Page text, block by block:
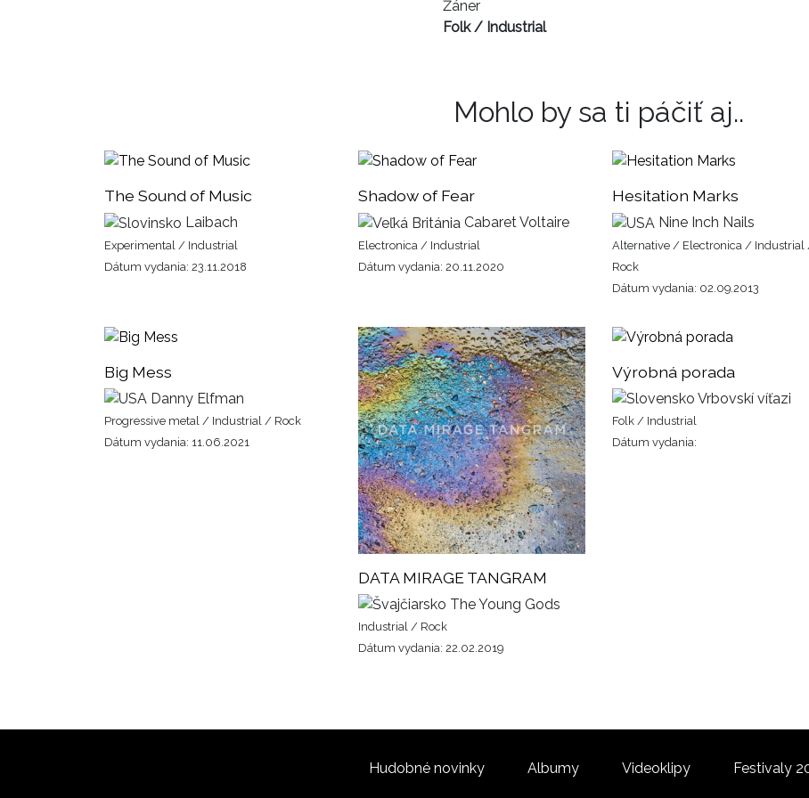
Žáner
Folk / Industrial
Mohlo by sa ti páčiť aj..
The Sound of Music
Laibach
Experimental / Industrial
Dátum vydania: 23.11.2018
Shadow of Fear
Cabaret Voltaire
Electronica / Industrial
Dátum vydania: 20.11.2020
Hesitation Marks
Nine Inch Nails
Alternative / Electronica / Industrial
Rock
Dátum vydania: 02.09.2013
Big Mess
Danny Elfman
Progressive metal / Industrial / Rock
Dátum vydania: 11.06.2021
DATA MIRAGE TANGRAM
The Young Gods
Industrial / Rock
Dátum vydania: 22.02.2019
Výrobná porada
Vrbovskí víťazi
Folk / Industrial
Dátum vydania:
Hudobné novinky Albumy Videoklipy Festivaly